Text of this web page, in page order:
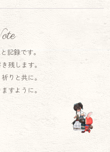
記録です。
残します。
りと共に。
すように。